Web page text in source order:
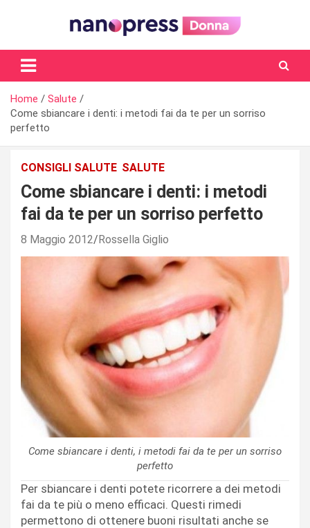
Il magazine femminile di Nanopress.it
Home
Salute
Come sbiancare i denti: i metodi fai da te per un sorriso
perfetto
CONSIGLI SALUTE SALUTE
Come sbiancare i denti: i metodi
fai da te per un sorriso perfetto
8 Maggio 2012 Rossella Giglio
Come sbiancare i denti, i metodi fai da te per un sorriso
perfetto
Per sbiancare i denti potete ricorrere a dei metodi
fai da te più o meno efficaci. Questi rimedi
permettono di ottenere buoni risultati anche se